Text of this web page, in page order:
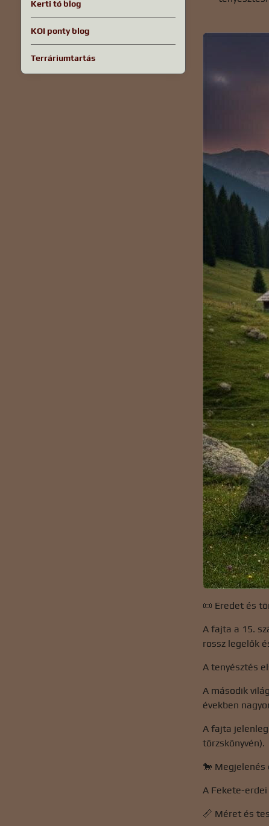
📜 Eredet és
A fajta a 15.
rossz legelők
A tenyésztés
A második
években
A fajta
törzskönyvén).
🐎 Megjelenés
A Fekete-
📏 Méret és
Kerti tó blog
KOI ponty blog
Terráriumtartás